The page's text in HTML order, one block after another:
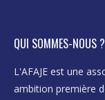
QUI SOMMES-NOUS ?
L'AFAJE est une
ambition première